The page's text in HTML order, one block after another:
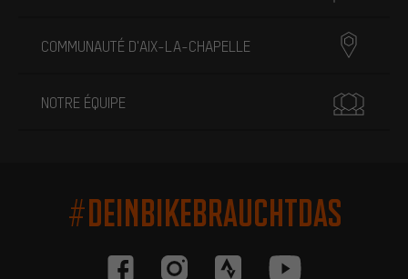
COMMUNAUTÉ D'AIX-LA-CHAPELLE
NOTRE ÉQUIPE
#DEINBIKEBRAUCHTDAS